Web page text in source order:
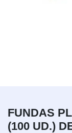
FUNDAS
(100 UD.)